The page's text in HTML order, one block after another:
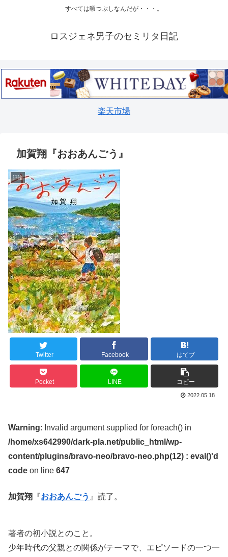
すべては暇つぶしなんだが・・・。
ロスジェネ男子のセミリタ日記
楽天市場
加賀翔『おおあんごう』
評論
Twitter Facebook はてブ
Pocket LINE コピー
2022.05.18
Warning: Invalid argument supplied for foreach() in
/home/xs642990/dark-pla.net/public_html/wp-
content/plugins/bravo-neo/bravo-neo.php(12) : eval()'d
code on line 647
加賀翔 『おおあんごう 』読了。
著者の初小説とのこと。
少年時代の父親との関係がテーマで、エピソードの一つ一